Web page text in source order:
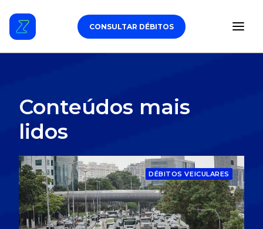
CONSULTAR DÉBITOS
SEGURO
CARROS
Conteúdos mais
lidos
DÉBITOS VEICULARES